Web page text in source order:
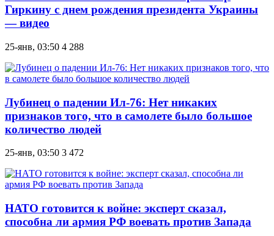
Гиркину с днем рождения президента Украины
— видео
25-янв, 03:50 4 288
Лубинец о падении Ил-76: Нет никаких
признаков того, что в самолете было большое
количество людей
25-янв, 03:50 3 472
НАТО готовится к войне: эксперт сказал,
способна ли армия РФ воевать против Запада